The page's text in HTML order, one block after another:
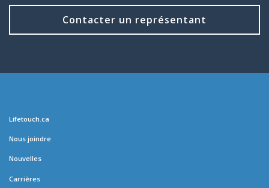
Contacter un représentant
Lifetouch.ca
Nous joindre
Nouvelles
Carrières